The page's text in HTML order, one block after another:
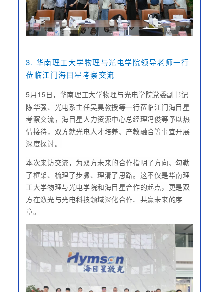
3. 华南理工大学物理与光电学院领导老师一行
莅临江门海目星考察交流
5月15日，华南理工大学物理与光电学院党委副书记
陈华强、光电系主任吴昊教授等一行莅临江门海目星
考察交流，海目星人力资源中心总经理冯俊等予以热
情接待，双方就光电人才培养、产教融合等事宜开展
深度探讨。
本次来访交流，为双方未来的合作指明了方向、勾勒
了框架、梳理了步骤、理清了思路。这不仅是华南理
工大学物理与光电学院和海目星合作的起点，更是双
方在激光与光电科技领域深化合作、共赢未来的序
章。